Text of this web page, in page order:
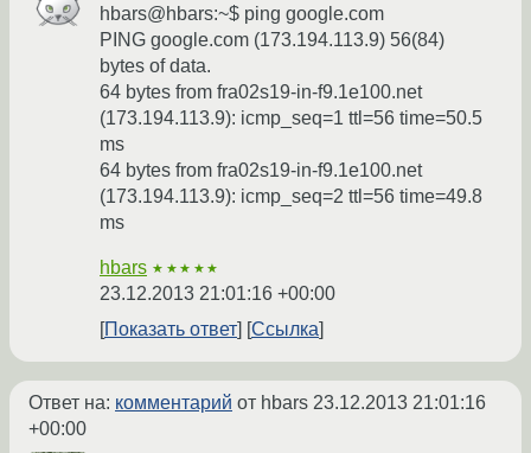
hbars@hbars:~$ ping google.com
PING google.com (173.194.113.9) 56(84)
bytes of data.
64 bytes from fra02s19-in-f9.1e100.net
(173.194.113.9): icmp_seq=1 ttl=56 time=50.5
ms
64 bytes from fra02s19-in-f9.1e100.net
(173.194.113.9): icmp_seq=2 ttl=56 time=49.8
ms
hbars ★★★★★
23.12.2013 21:01:16 +00:00
Показать ответ
Ссылка
Ответ на: комментарий от hbars 23.12.2013 21:01:16
+00:00